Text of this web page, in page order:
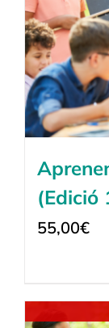
(Edició
55,00€